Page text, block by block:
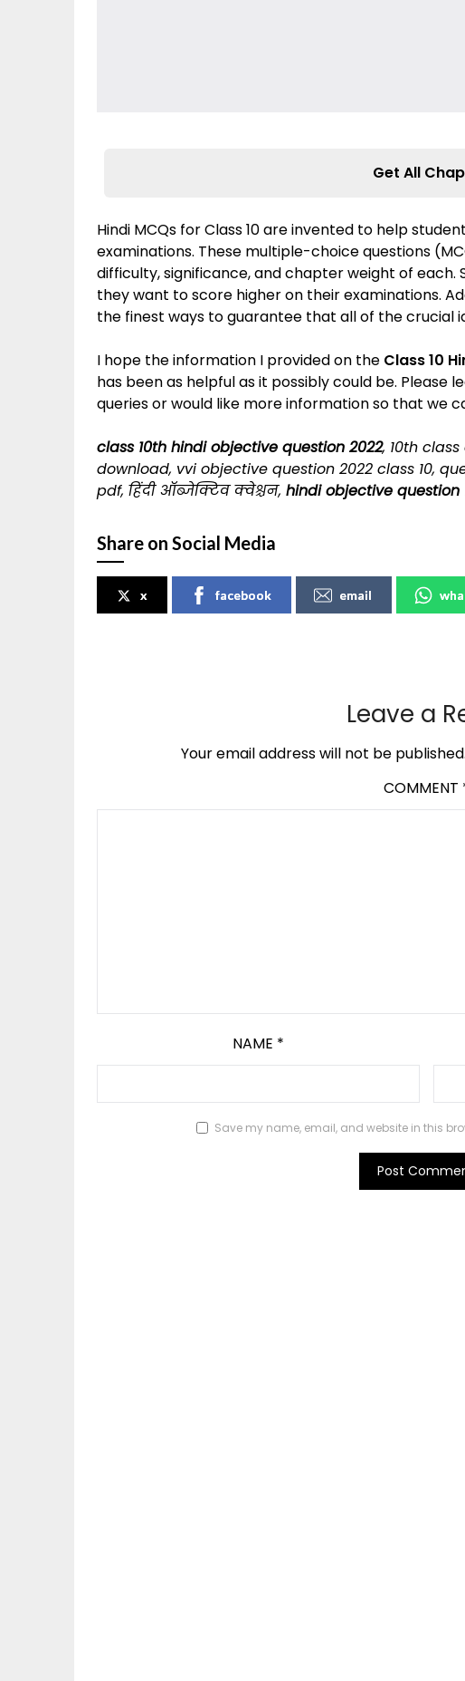
Get All
Hindi MCQs for Class 10 are invented to help
examinations. These multiple-choice questions
difficulty, significance, and chapter weight of each.
they want to score higher on their examinations.
the finest ways to guarantee that all of the crucial
I hope the information I provided on the Class 10
has been as helpful as it possibly could be. Please
queries or would like more information so that we
class 10th hindi objective question 2022, 10th
download, vvi objective question 2022 class 10,
pdf, हिंदी ऑब्जेक्टिव क्वेश्चन, hindi objective question
Share on Social Media
x facebook email
Leave a
Your email address will not be published.
COMMENT
NAME *
Save my name, email, and website in this